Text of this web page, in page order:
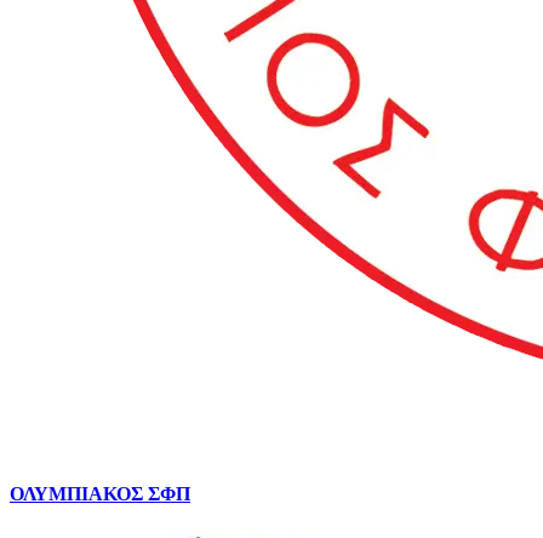
ΟΛΥΜΠΙΑΚΟΣ ΣΦΠ